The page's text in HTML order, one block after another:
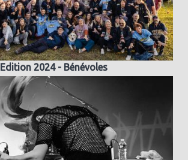
Edition 2024 - Bénévoles